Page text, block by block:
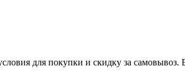
для покупки и скидку за самовывоз.